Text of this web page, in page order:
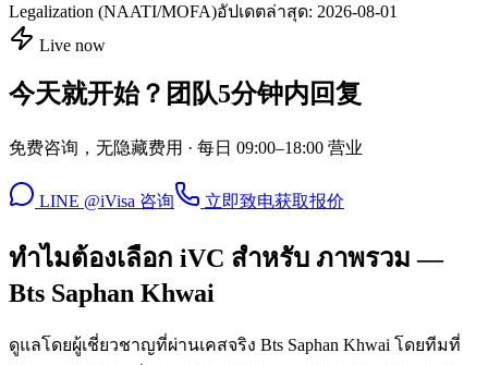
Legalization (NAATI/MOFA)อัปเดตล่าสุด: 2026-08-01
Live now
今天就开始？团队5分钟内回复
免费咨询，无隐藏费用 · 每日 09:00–18:00 营业
LINE @iVisa 咨询 立即致电获取报价
ทำไมต้องเลือก iVC สำหรับ ภาพรวม —
Bts Saphan Khwai
ดูแลโดยผู้เชี่ยวชาญที่ผ่านเคสจริง Bts Saphan Khwai โดยทีมที่